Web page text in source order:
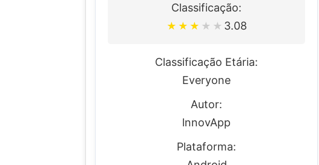
Classificação:
★ ★ ★ ★ ★ 3.08
Classificação Etária:
Everyone
Autor:
lnnovApp
Plataforma: